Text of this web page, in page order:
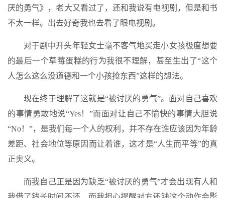
厌的勇气》，老大又看过了，还和我说有电视剧，但是和书
不太一样。出去好奇我也去看了眼电视剧。
对于剧中开头年轻女士毫不客气地买走小女孩极度想要
的最后一个草莓蛋糕的行为我很不理解，甚至生出了“这个
人怎么这么没道德和一个小孩抢东西”这样的想法。
现在终于理解了这就是“被讨厌的勇气”。面对自己喜欢
的事情勇敢地说“Yes！”而面对让自己不愉快的事情大胆说
“No！”，是我们每一个人的权利，并不存在谁应该因为年龄
差距、社会地位等原因而让着谁，这才是“人生而平等”的真
正奥义。
而我自己正是因为缺乏“被讨厌的勇气”才会出现有人和